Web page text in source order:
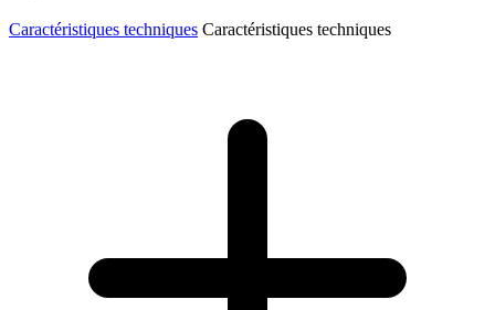
Caractéristiques techniques Caractéristiques techniques